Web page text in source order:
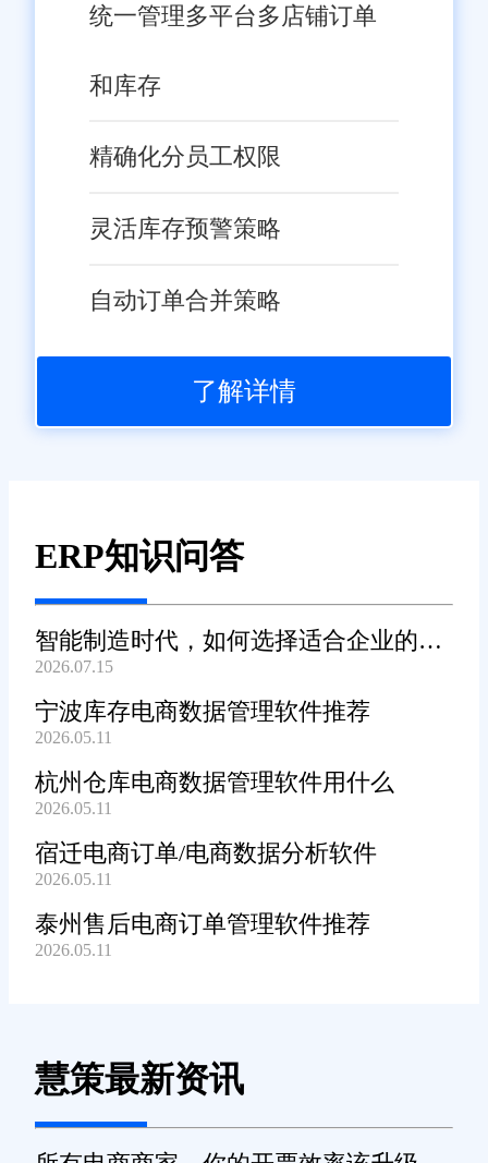
统一管理多平台多店铺订单
和库存
精确化分员工权限
灵活库存预警策略
自动订单合并策略
了解详情
ERP知识问答
智能制造时代，如何选择适合企业的
WMS系统?
2026.07.15
宁波库存电商数据管理软件推荐
2026.05.11
杭州仓库电商数据管理软件用什么
2026.05.11
宿迁电商订单/电商数据分析软件
2026.05.11
泰州售后电商订单管理软件推荐
2026.05.11
慧策最新资讯